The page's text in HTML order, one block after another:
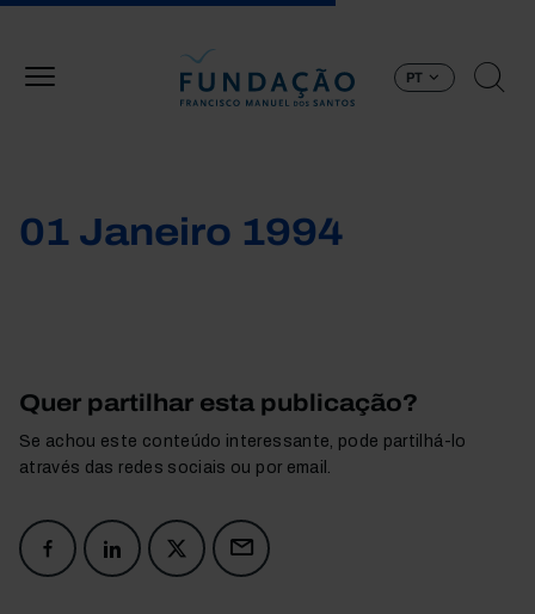
PT
01 Janeiro 1994
Quer partilhar esta publicação?
Se achou este conteúdo interessante, pode partilhá-lo
através das redes sociais ou por email.